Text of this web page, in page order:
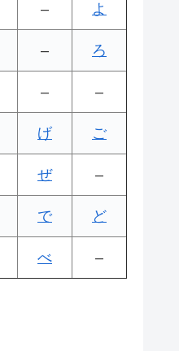
– よ
– ろ
– –
げ ご
ぜ –
で ど
べ –